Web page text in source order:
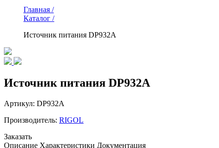
Главная /
Каталог /
Источник питания DP932A
Источник питания DP932A
Артикул: DP932A
Производитель: RIGOL
Заказать
Описание Характеристики Документация